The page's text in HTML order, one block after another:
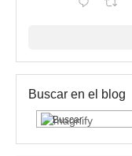
Buscar en el blog